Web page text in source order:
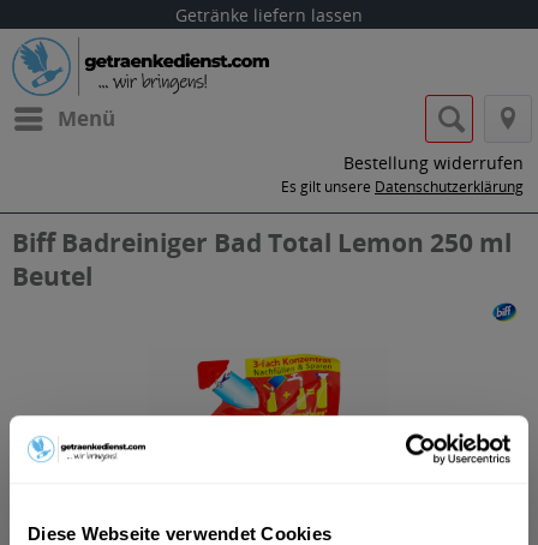
Diese Webseite verwendet Cookies
Getränke liefern lassen
Menü
Bestellung widerrufen
Es gilt unsere Datenschutzerklärung
Biff Badreiniger Bad Total Lemon 250 ml
Beutel